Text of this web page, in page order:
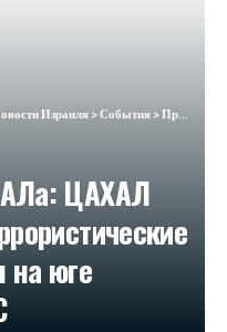
Израиля>События>Пресс-служба ЦАХАЛа: ЦАХАЛ ночью атаковал террористические объекты Хизбаллы на юге Ливана. Ночью ВВС
ЦАХАЛ
юге